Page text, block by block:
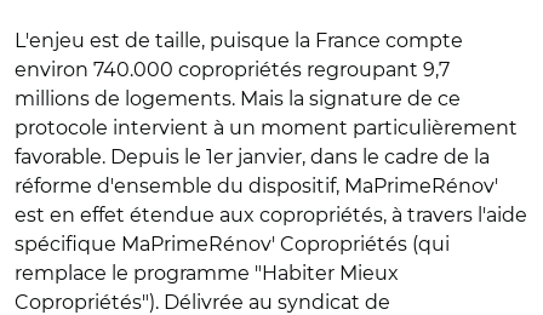
L'enjeu est de taille, puisque la France compte
environ 740.000 copropriétés regroupant 9,7
millions de logements. Mais la signature de ce
protocole intervient à un moment particulièrement
favorable. Depuis le 1er janvier, dans le cadre de la
réforme d'ensemble du dispositif, MaPrimeRénov'
est en effet étendue aux copropriétés, à travers l'aide
spécifique MaPrimeRénov' Copropriétés (qui
remplace le programme "Habiter Mieux
Copropriétés"). Délivrée au syndicat de